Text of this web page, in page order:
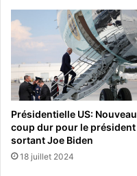
Présidentielle US: Nouveau
coup dur pour le président
sortant Joe Biden
18 juillet 2024